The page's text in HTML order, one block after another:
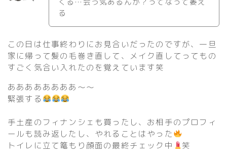
る
この日は仕事終わりにお見合いだったのですが、一旦
家に帰って髪の毛巻き直して、メイク直してってもの
すごく気合い入れたのを覚えています笑
ああああああああ〜〜
緊張する
手土産のフィナンシェも買ったし、お相手のプロフィ
ールも読み返したし、やれることはやった
トイレに立て篭もり顔面の最終チェック中
笑